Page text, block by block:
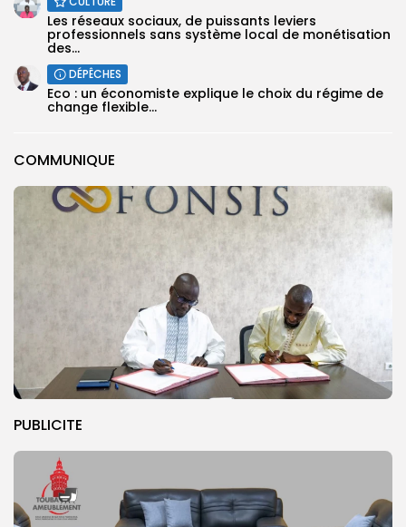
COMMUNIQUE
PUBLICITE
Les réseaux sociaux, de puissants leviers
professionnels sans système local de monétisation
des...
DÉPÊCHES
Eco : un économiste explique le choix du régime de
change flexible...